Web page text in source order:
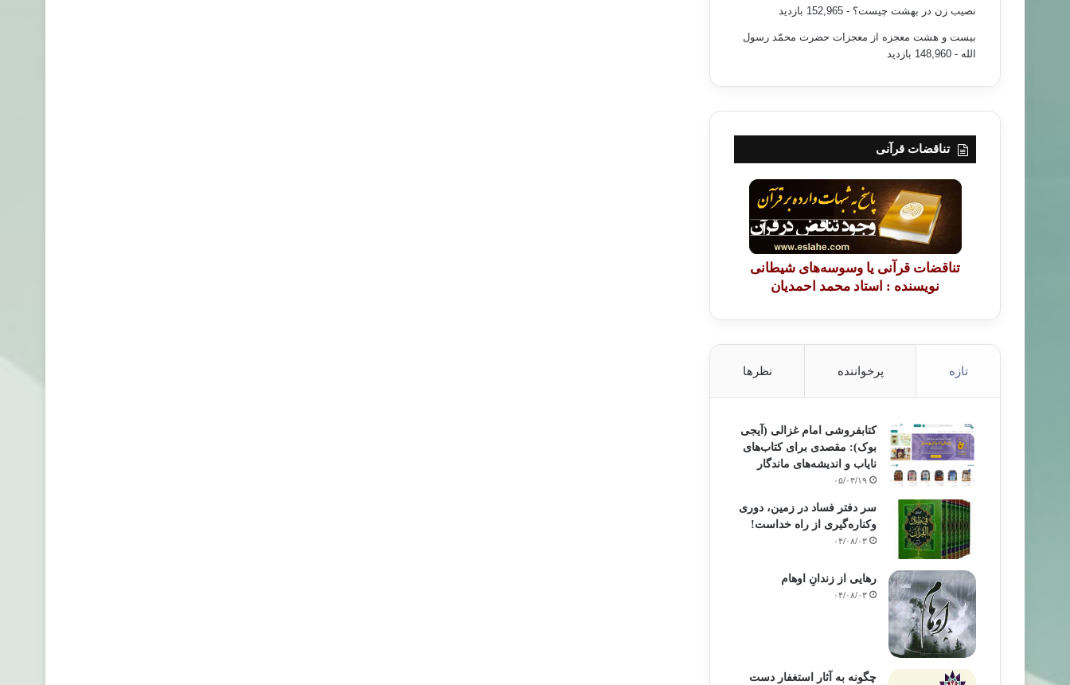
نصیب زن در بهشت چیست؟ - 152,965 بازدید
بیست و هشت معجزه از معجزات حضرت محمّد رسول
الله - 148,960 بازدید
تناقضات قرآنی
تناقضات قرآنی یا وسوسه‌های شیطانی
نویسنده : استاد محمد احمدیان
تازه پرخواننده نظرها
کتابفروشی امام غزالی (آیجی
بوک): مقصدی برای کتاب‌های
نایاب و اندیشه‌های ماندگار
۰۵/۰۳/۱۹
سر دفتر فساد در زمین‌، دوری
وکناره‌گیری از راه خداست‌!
۰۴/۰۸/۰۳
رهایی از زندانِ اوهام
۰۴/۰۸/۰۳
چگونه به آثار استغفار دست